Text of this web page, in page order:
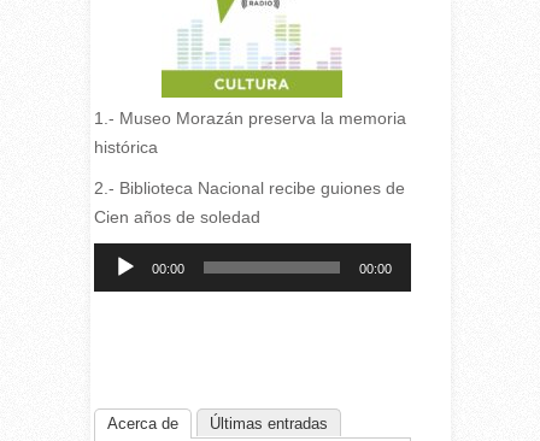
1.- Museo Morazán preserva la memoria
histórica
2.- Biblioteca Nacional recibe guiones de
Cien años de soledad
Reproductor
00:00 00:00
Acerca de Últimas entradas